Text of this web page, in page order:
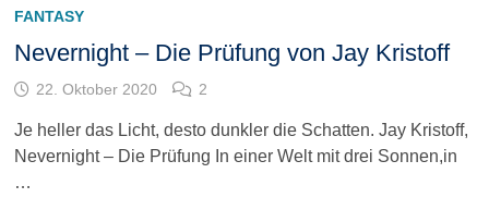
FANTASY
Nevernight – Die Prüfung von Jay Kristoff
22. Oktober 2020 2
Je heller das Licht, desto dunkler die Schatten. Jay Kristoff,
Nevernight – Die Prüfung In einer Welt mit drei Sonnen,in
…